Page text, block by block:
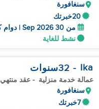
سنغافورة
20خبرتك
من 30 Sep 2026 | دوام كامل
نشط للغاية
Ika
- 32 سنوات
عمالة خدمة منزلية - عقد منتهي
سنغافورة
7خبرتك